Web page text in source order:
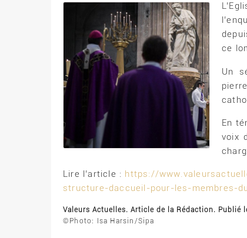
ce
Un
En
voix
Lire l’article : https://
structure-daccueil-pour-les-membres-
Valeurs Actuelles. Article de la Rédaction. Publié
©Photo: Isa Harsin/Sipa